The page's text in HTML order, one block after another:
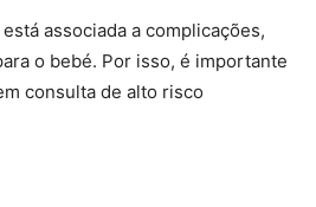
associada a complicações,
o bebé. Por isso, é importante
consulta de alto risco